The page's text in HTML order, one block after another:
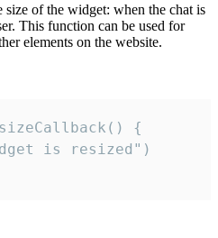
size of the widget: when the chat is
This function can be used for
elements on the website.
{
is resized")